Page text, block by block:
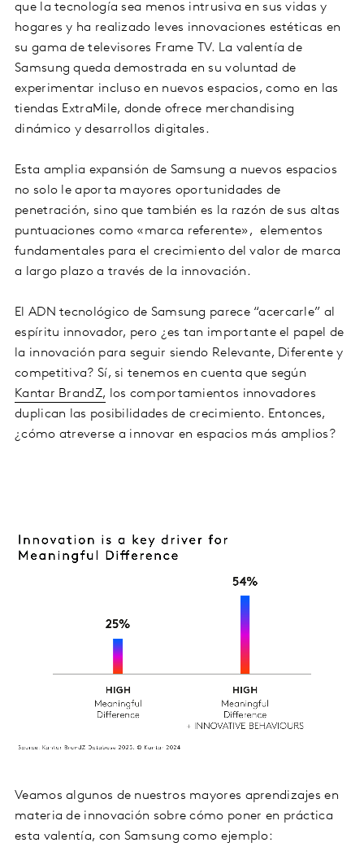
que la tecnología sea menos intrusiva en sus vidas y
hogares y ha realizado leves innovaciones estéticas en
su gama de televisores Frame TV. La valentía de
Samsung queda demostrada en su voluntad de
experimentar incluso en nuevos espacios, como en las
tiendas ExtraMile, donde ofrece merchandising
dinámico y desarrollos digitales.
Esta amplia expansión de Samsung a nuevos espacios
no solo le aporta mayores oportunidades de
penetración, sino que también es la razón de sus altas
puntuaciones como «marca referente», elementos
fundamentales para el crecimiento del valor de marca
a largo plazo a través de la innovación.
El ADN tecnológico de Samsung parece “acercarle” al
espíritu innovador, pero ¿es tan importante el papel de
la innovación para seguir siendo Relevante, Diferente y
competitiva? Sí, si tenemos en cuenta que según
Kantar BrandZ, los comportamientos innovadores
duplican las posibilidades de crecimiento. Entonces,
¿cómo atreverse a innovar en espacios más amplios?
Veamos algunos de nuestros mayores aprendizajes en
materia de innovación sobre cómo poner en práctica
esta valentía, con Samsung como ejemplo: